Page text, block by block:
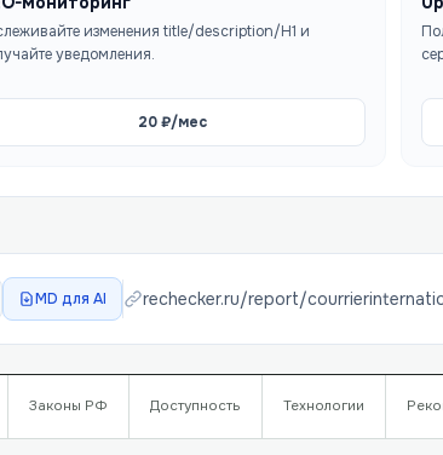
изменения title/description/H1 и
уведомления.
20₽/мес
MD для AI rechecker.ru/report/
Законы РФ Доступность Технологии